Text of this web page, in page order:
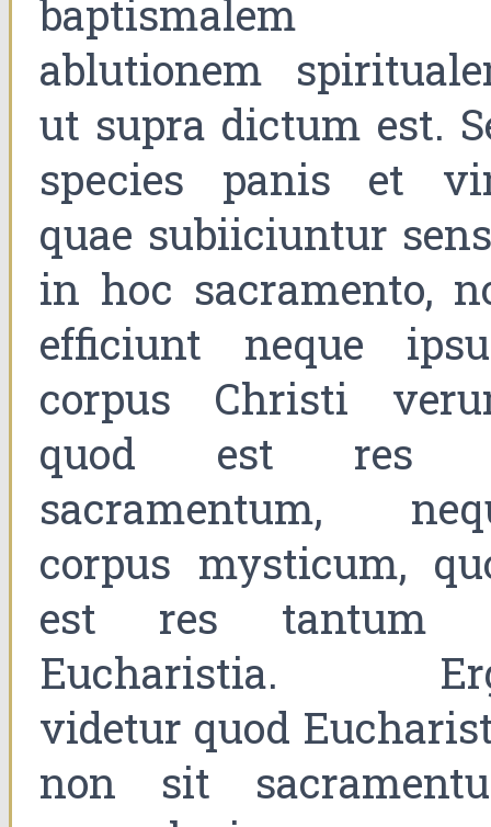
baptismalem
ablutionem
ut supra dictum est.
species panis et
quae subiiciuntur
in hoc sacramento,
efficiunt neque
corpus Christi
quod est res
sacramentum,
corpus mysticum,
est res tantum
Eucharistia.
videtur quod
non sit